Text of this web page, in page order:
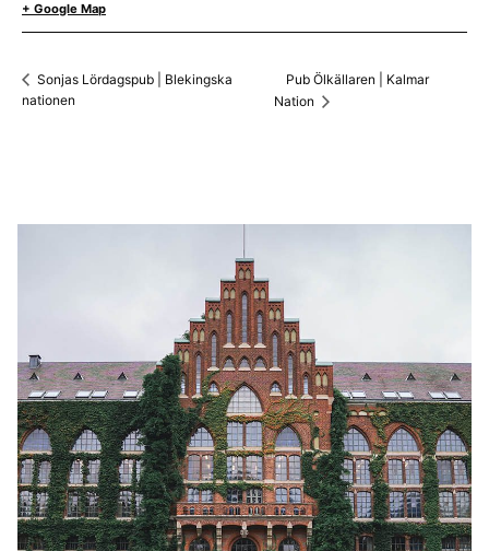
+ Google Map
Sonjas Lördagspub | Blekingska
nationen
Pub Ölkällaren | Kalmar
Nation